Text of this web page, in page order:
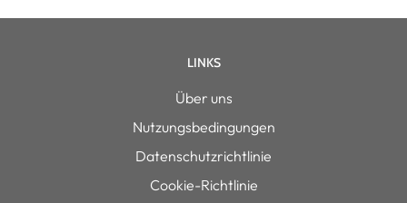
LINKS
Über uns
Nutzungsbedingungen
Datenschutzrichtlinie
Cookie-Richtlinie